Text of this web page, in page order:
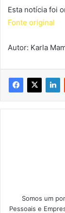
Esta notícia foi
Fonte original
Autor: Karla
Somos um
Pessoais e